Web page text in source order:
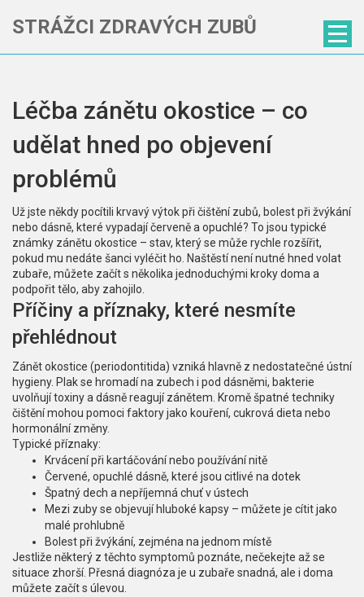
STRÁŽCI ZDRAVÝCH ZUBŮ
Léčba zánětu okostice – co
udělat hned po objevení
problémů
Už jste někdy pocítili krvavý výtok při čištění zubů, bolest při žvýkání
nebo dásně, které vypadají červeně a opuchlé? To jsou typické
známky zánětu okostice – stav, který se může rychle rozšířit,
pokud mu nedáte šanci vyléčit ho. Naštěstí není nutné hned volat
zubaře, můžete začít s několika jednoduchými kroky doma a
podpořit tělo, aby zahojilo.
Příčiny a příznaky, které nesmíte
přehlédnout
Zánět okostice (periodontitida) vzniká hlavně z nedostatečné ústní
hygieny. Plak se hromadí na zubech i pod dásněmi, bakterie
uvolňují toxiny a dásně reagují zánětem. Kromě špatné techniky
čištění mohou pomoci faktory jako kouření, cukrová dieta nebo
hormonální změny.
Typické příznaky:
Krvácení při kartáčování nebo používání nitě
Červené, opuchlé dásně, které jsou citlivé na dotek
Špatný dech a nepříjemná chuť v ústech
Mezi zuby se objevují hluboké kapsy – můžete je cítit jako
malé prohlubně
Bolest při žvýkání, zejména na jednom místě
Jestliže některý z těchto symptomů poznáte, nečekejte až se
situace zhorší. Přesná diagnóza je u zubaře snadná, ale i doma
můžete začít s úlevou.